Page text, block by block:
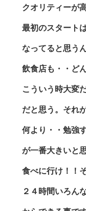
クオリティーが
最初のスタート
なってると思う
飲食店も・・ど
こういう時大変
だと思う。それ
何より・・勉強
が一番大きいと
食べに行け！！
２４時間いろん